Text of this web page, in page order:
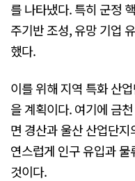
를 나타냈다. 특히 군정
주기반 조성, 유망 기업
했다.
이를 위해 지역 특화 산
을 계획이다. 여기에 금
면 경산과 울산 산업단
연스럽게 인구 유입과
것이다.